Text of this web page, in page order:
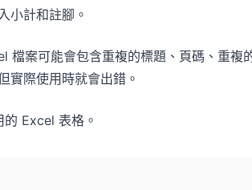
小計和註腳。
檔案可能會包含重複的標題、頁碼、重複
實際使用時就會出錯。
Excel 表格。